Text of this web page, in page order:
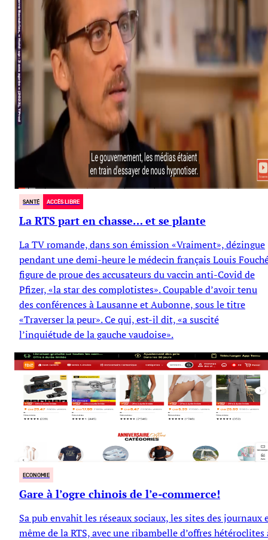
SANTÉ ACCÈS LIBRE
La RTS part en chasse… et se plante
La TV romande, dans son émission «Vraiment», dézingue
pendant une demi-heure le médecin français Louis
figure de proue des accusateurs du vaccin anti-Covid de
Pfizer, «la star des complotistes». Coupable d’avoir tenu
des conférences à Lausanne et Aubonne, sous le titre
«Traverser la peur». Ce qui, est-il dit, «a suscité
l’inquiétude de la gauche vaudoise».
Jacques Pilet
ECONOMIE
Gare à l’ogre chinois de l’e-commerce!
Sa pub envahit les réseaux sociaux, les sites des journaux
même de la RTS, avec une ribambelle d’offres hétéroclites